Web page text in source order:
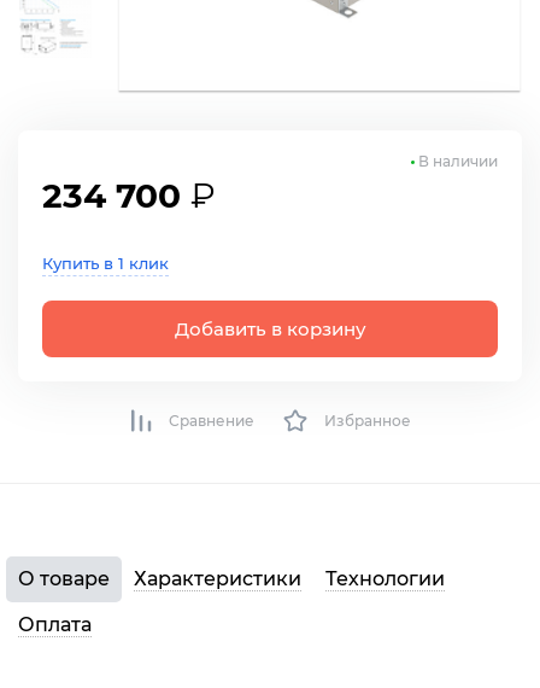
234 700 ₽
Купить в 1 клик
Добавить в корзину
В наличии
Сравнение Избранное
О товаре Характеристики
Технологии
Оплата